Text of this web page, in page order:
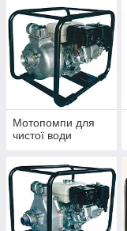
Мотопомпи для
чистої води